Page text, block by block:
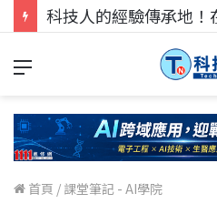
科技人找工作，就到
首頁 / 課堂筆記 - AI學院